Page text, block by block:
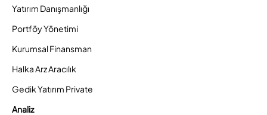
Yatırım Danışmanlığı
Portföy Yönetimi
Kurumsal Finansman
Halka Arz Aracılık
Gedik Yatırım Private
Analiz